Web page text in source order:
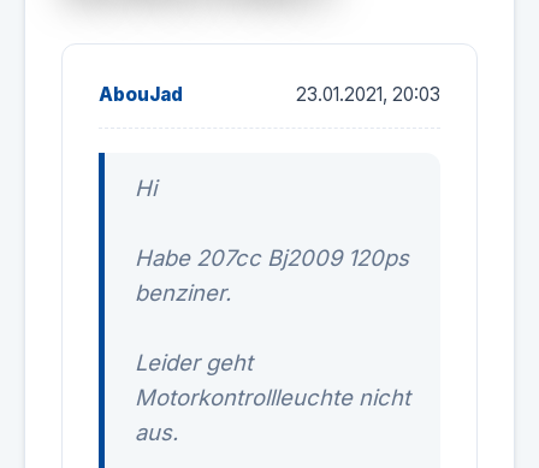
AbouJad 23.01.2021, 20:03
Hi
Habe 207cc Bj2009 120ps
benziner.
Leider geht
Motorkontrollleuchte nicht
aus.